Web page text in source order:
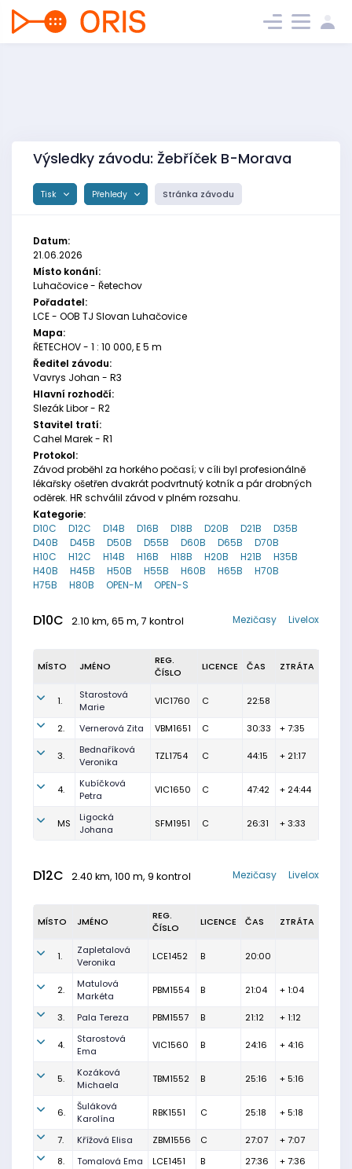
Výsledky závodu: Žebříček B-Morava
Tisk Přehledy Stránka závodu
Datum:
21.06.2026
Místo konání:
Luhačovice - Řetechov
Pořadatel:
LCE - OOB TJ Slovan Luhačovice
Mapa:
ŘETECHOV - 1 : 10 000, E 5 m
Ředitel závodu:
Vavrys Johan - R3
Hlavní rozhodčí:
Slezák Libor - R2
Stavitel tratí:
Cahel Marek - R1
Protokol:
Závod proběhl za horkého počasí; v cíli byl profesionálně
lékařsky ošetřen dvakrát podvrtnutý kotník a pár drobných
oděrek. HR schválil závod v plném rozsahu.
Kategorie:
D10C
D12C D14B D16B D18B D20B D21B
D35B
D40B
D45B D50B D55B D60B D65B
D70B
H10C
H12C H14B H16B H18B H20B H21B
H35B
H40B
H45B H50B H55B H60B H65B
H70B
H75B
H80B OPEN-M OPEN-S
D10C 2.10 km, 65 m, 7 kontrol Livelox
Mezičasy
MÍSTO JMÉNO
REG.
ČÍSLO
LICENCE ČAS ZTRÁTA
1.
Starostová
Marie
VIC1760 C 22:58
2. Vernerová Zita VBM1651 C 30:33 + 7:35
3.
Bednaříková
Veronika
TZL1754 C 44:15 + 21:17
4.
Kubíčková
Petra
VIC1650 C 47:42 + 24:44
MS
Ligocká
Johana
SFM1951 C 26:31 + 3:33
D12C 2.40 km, 100 m, 9 kontrol Livelox
Mezičasy
MÍSTO JMÉNO
REG.
ČÍSLO
LICENCE ČAS ZTRÁTA
1.
Zapletalová
Veronika
LCE1452 B 20:00
2.
Matulová
Markéta
PBM1554 B 21:04 + 1:04
3. Pala Tereza PBM1557 B 21:12 + 1:12
4.
Starostová
Ema
VIC1560 B 24:16 + 4:16
5.
Kozáková
Michaela
TBM1552 B 25:16 + 5:16
6.
Šuláková
Karolína
RBK1551 C 25:18 + 5:18
7. Křížová Elisa ZBM1556 C 27:07
+ 7:07
8.
Tomalová Ema LCE1451 B 27:36 + 7:36